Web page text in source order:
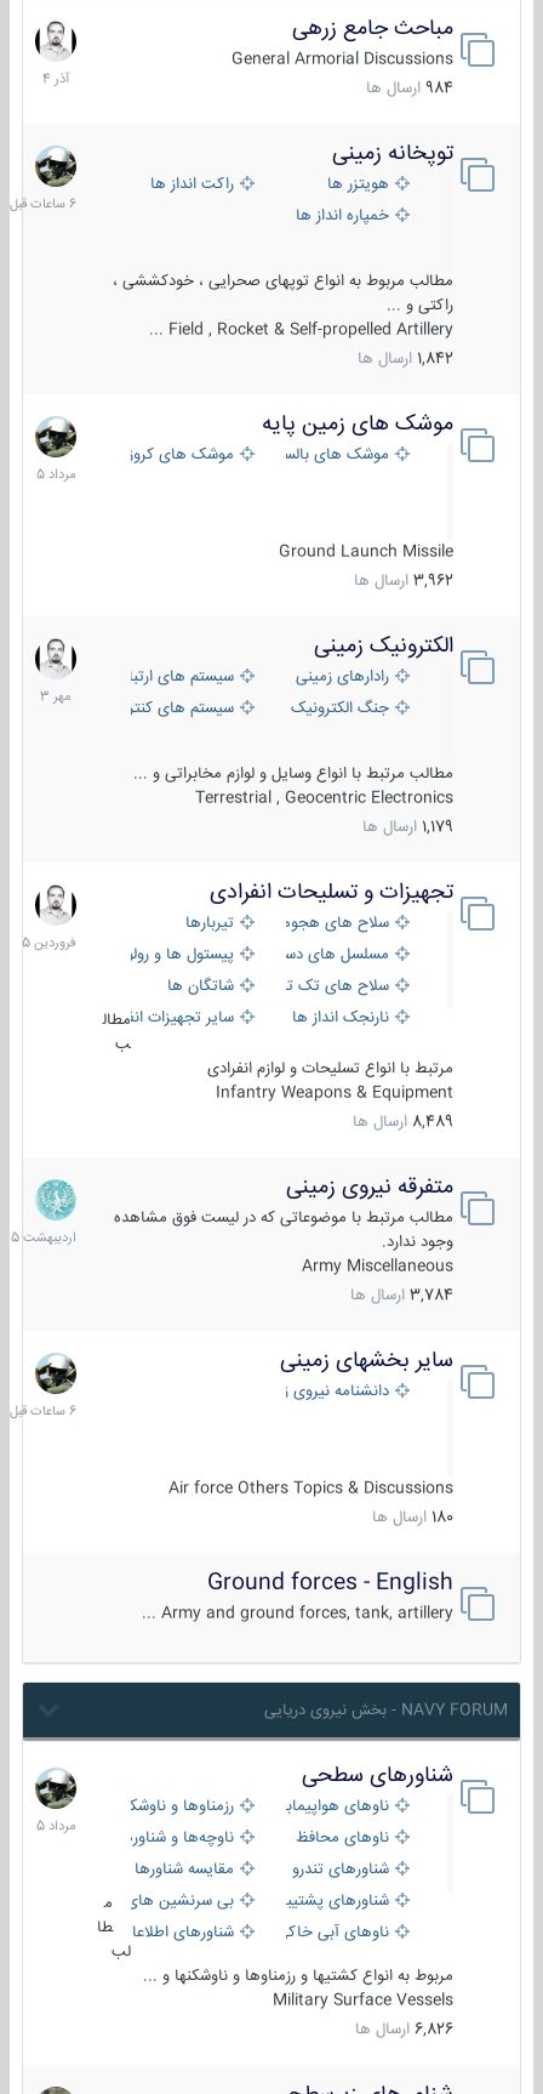
مباحث جامع زرهی
General Armorial Discussions
984 ارسال ها
7
آذر
1404
توپخانه زمینی
هویتزر ها
راکت انداز ها
خمپاره انداز ها
مطالب مربوط به انواع توپهای صحرایی ، خودکششی ،
راکتی و ...
Field , Rocket & Self-propelled Artillery ...
1,842 ارسال ها
6
ساعات
قبل
موشک های زمین پایه
موشک های بالستیک موشک های کروز
Ground Launch Missile
3,962 ارسال ها
2
مرداد
1405
الکترونیک زمینی
رادارهای زمینی
سیستم های ارتباطی و جمع آوری
جنگ الکترونیک
سیستم های کنترل آتش و تجهیزات
مطالب مرتبط با انواع وسایل و لوازم مخابراتی و ...
Terrestrial , Geocentric Electronics
1,179 ارسال ها
1
مهر
1403
تجهیزات و تسلیحات انفرادی
سلاح های هجومی
تیربارها
مسلسل های دستی
پیستول ها و رولورها
سلاح های تک تیر اندازیشاتگان ها
نارنجک انداز ها
سایر تجهیزات انفرادی
مطال
ب
مرتبط با انواع تسلیحات و لوازم انفرادی
Infantry Weapons & Equipment
8,489 ارسال ها
17
فروردین
1405
متفرقه نیروی زمینی
مطالب مرتبط با موضوعاتی که در لیست فوق مشاهده
وجود ندارد.
Army Miscellaneous
3,784 ارسال ها
27
1405
سایر بخشهای زمینی
دانشنامه نیروی زمینی
Air force Others Topics & Discussions
180 ارسال ها
6
ساعات
قبل
Ground forces - English
Army and ground forces, tank, artillery ...
NAVY FORUM - بخش نیروی دریایی
شناورهای سطحی
ناوهای هواپیمابر و بالگرد بررزمناوها و ناوشکن‌ها
ناوهای محافظ
ناوچه‌ها و شناورهای گشتی
شناورهای تندرو
مقایسه شناورها
شناورهای پشتیبانی
بی سرنشین های دریایی
ناوهای آبی خاکی و نیروبرشناورهای اطلاعاتی و جاسوسی
طا
لب
مربوط به انواع کشتیها و رزمناوها و ناوشکنها و ...
Military Surface Vessels
6,826 ارسال ها
2
مرداد
1405